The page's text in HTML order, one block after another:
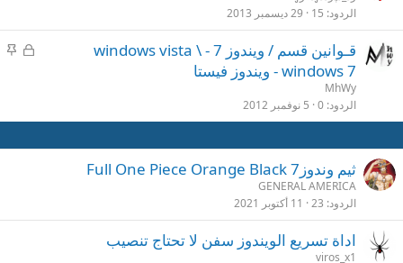
الردود 15 29 ديسمبر 2013
م
م
قـوانين قسم / ويندوز 7 - windows vista \
windows 7 - ويندوز فيستا
MhWy
الردود 0 5 نوفمبر 2012
ثيم وندوزFull One Piece Orange Black 7
GENERAL AMERICA
الردود 23 11 أكتوبر 2021
اداة تسريع الويندوز سفن لا تحتاج تنصيب
viros_x1